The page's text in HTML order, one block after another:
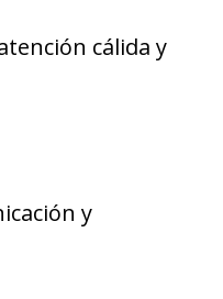
cálida y
y